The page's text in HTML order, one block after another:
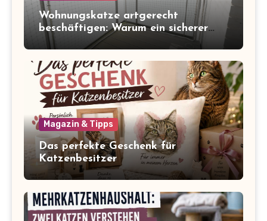
Wohnungskatze artgerecht
beschäftigen: Warum ein sicherer
Balkon zum Freigang dazugehört
Magazin & Tipps
Das perfekte Geschenk für
Katzenbesitzer